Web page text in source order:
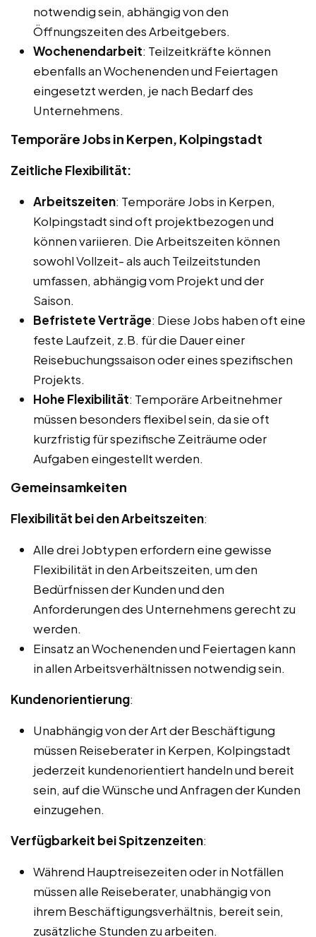
notwendig sein, abhängig von den
Öffnungszeiten des Arbeitgebers.
Wochenendarbeit: Teilzeitkräfte können
ebenfalls an Wochenenden und Feiertagen
eingesetzt werden, je nach Bedarf des
Unternehmens.
Temporäre Jobs in Kerpen, Kolpingstadt
Zeitliche Flexibilität:
Arbeitszeiten: Temporäre Jobs in Kerpen,
Kolpingstadt sind oft projektbezogen und
können variieren. Die Arbeitszeiten können
sowohl Vollzeit- als auch Teilzeitstunden
umfassen, abhängig vom Projekt und der
Saison.
Befristete Verträge: Diese Jobs haben oft eine
feste Laufzeit, z.B. für die Dauer einer
Reisebuchungssaison oder eines spezifischen
Projekts.
Hohe Flexibilität: Temporäre Arbeitnehmer
müssen besonders flexibel sein, da sie oft
kurzfristig für spezifische Zeiträume oder
Aufgaben eingestellt werden.
Gemeinsamkeiten
Flexibilität bei den Arbeitszeiten:
Alle drei Jobtypen erfordern eine gewisse
Flexibilität in den Arbeitszeiten, um den
Bedürfnissen der Kunden und den
Anforderungen des Unternehmens gerecht zu
werden.
Einsatz an Wochenenden und Feiertagen kann
in allen Arbeitsverhältnissen notwendig sein.
Kundenorientierung:
Unabhängig von der Art der Beschäftigung
müssen Reiseberater in Kerpen, Kolpingstadt
jederzeit kundenorientiert handeln und bereit
sein, auf die Wünsche und Anfragen der Kunden
einzugehen.
Verfügbarkeit bei Spitzenzeiten:
Während Hauptreisezeiten oder in Notfällen
müssen alle Reiseberater, unabhängig von
ihrem Beschäftigungsverhältnis, bereit sein,
zusätzliche Stunden zu arbeiten.